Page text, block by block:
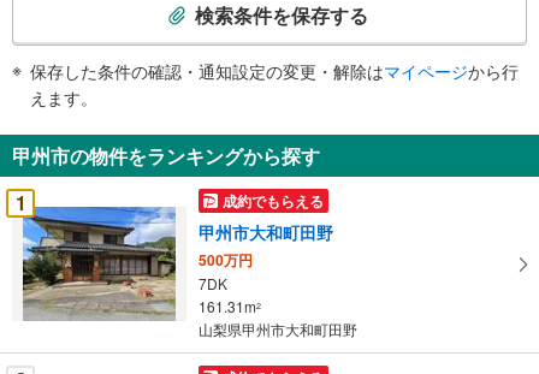
知
を
受
け
取
る
・
条
件
検索条件を保存する
保存した条件の確認・通知設定の変更・解除はマイページから行
えます。
甲州市の物件をランキングから探す
1
成約でもらえる
甲州市大和町田野
500万円
7DK
161.31m2
山梨県甲州市大和町田野